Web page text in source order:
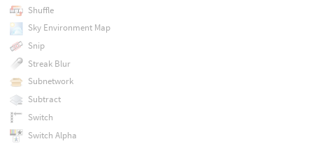
Shuffle
Sky Environment Map
Snip
Streak Blur
Subnetwork
Subtract
Switch
Switch Alpha